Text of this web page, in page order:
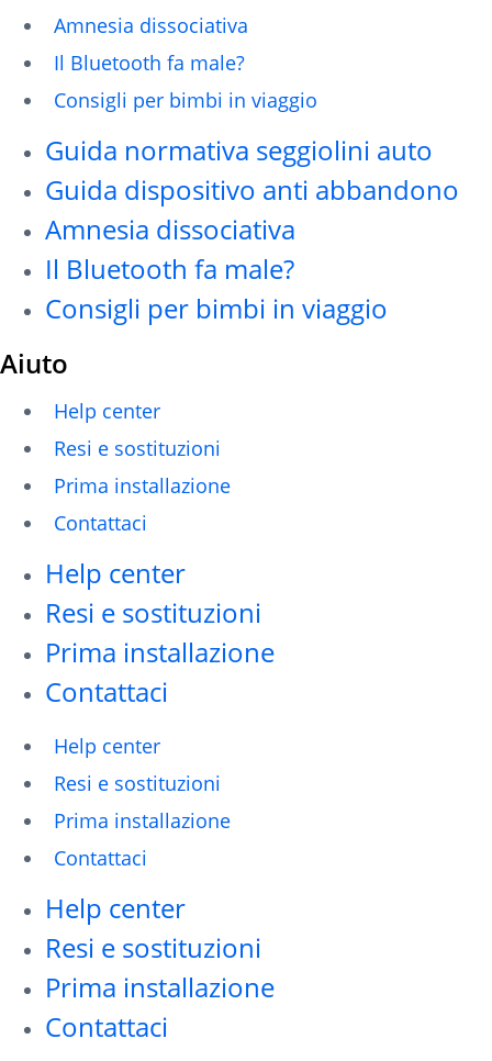
Amnesia dissociativa
Il Bluetooth fa male?
Consigli per bimbi in viaggio
Guida normativa seggiolini auto
Guida dispositivo anti abbandono
Amnesia dissociativa
Il Bluetooth fa male?
Consigli per bimbi in viaggio
Aiuto
Help center
Resi e sostituzioni
Prima installazione
Contattaci
Help center
Resi e sostituzioni
Prima installazione
Contattaci
Help center
Resi e sostituzioni
Prima installazione
Contattaci
Help center
Resi e sostituzioni
Prima installazione
Contattaci